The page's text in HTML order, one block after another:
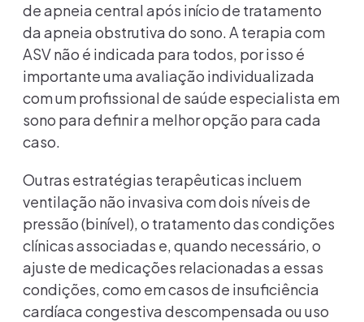
de apneia central após início de tratamento
da apneia obstrutiva do sono. A terapia com
ASV não é indicada para todos, por isso é
importante uma avaliação individualizada
com um profissional de saúde especialista em
sono para definir a melhor opção para cada
caso.
Outras estratégias terapêuticas incluem
ventilação não invasiva com dois níveis de
pressão (binível), o tratamento das condições
clínicas associadas e, quando necessário, o
ajuste de medicações relacionadas a essas
condições, como em casos de insuficiência
cardíaca congestiva descompensada ou uso